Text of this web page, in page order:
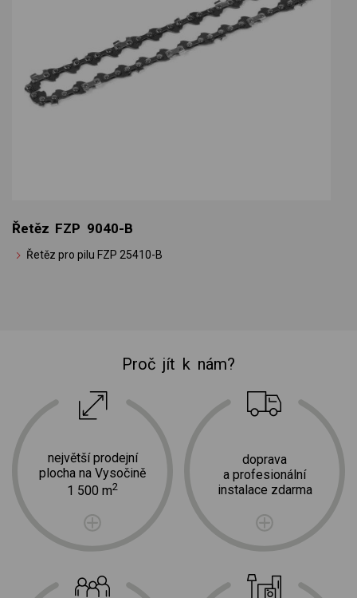
Řetěz FZP 9040-B
Řetěz pro pilu FZP 25410-B
Proč jít k nám?
největší prodejní
plocha na Vysočině
1 500 m2
doprava
a profesionální
instalace zdarma